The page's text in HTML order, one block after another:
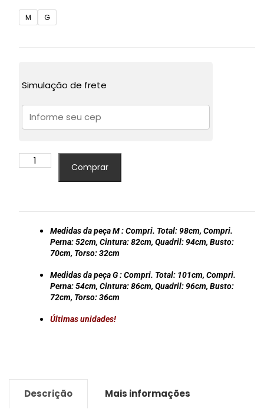
M G
Simulação de frete
Macacão
Gringa
quantidade
Comprar
Medidas da peça M :Compri. Total: 98cm, Compri.
Perna:52cm, Cintura:82cm, Quadril: 94cm, Busto:
70cm, Torso:32cm
Medidas da peça G :Compri. Total: 101cm, Compri.
Perna:54cm, Cintura:86cm, Quadril: 96cm, Busto:
72cm, Torso:36cm
Últimas unidades!
Descrição Mais informações